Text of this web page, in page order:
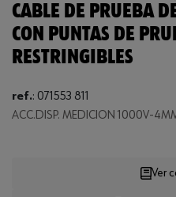
CABLE DE PRUEBA
CON PUNTAS DE
RESTRINGIBLES
ref.: 071553 811
ACC.DISP. MEDICION 1000V-
Ver